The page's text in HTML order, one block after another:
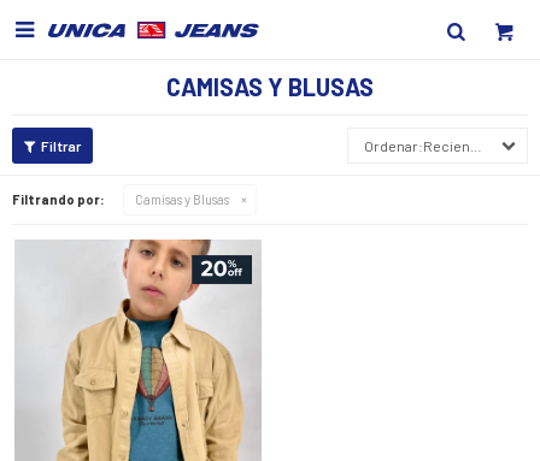

CAMISAS Y BLUSAS
Recientes
Filtrando por: Camisas y Blusas